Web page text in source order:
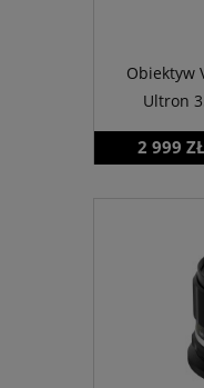
Obiektyw
Ultron
2 999 ZŁ